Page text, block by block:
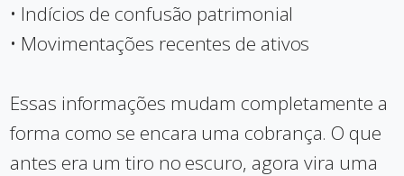
• Indícios de confusão patrimonial
• Movimentações recentes de ativos
Essas informações mudam completamente a
forma como se encara uma cobrança. O que
antes era um tiro no escuro, agora vira uma